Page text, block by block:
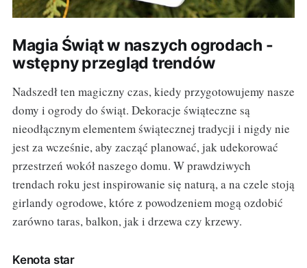
Magia Świąt w naszych ogrodach -
wstępny przegląd trendów
Nadszedł ten magiczny czas, kiedy przygotowujemy nasze
domy i ogrody do świąt. Dekoracje świąteczne są
nieodłącznym elementem świątecznej tradycji i nigdy nie
jest za wcześnie, aby zacząć planować, jak udekorować
przestrzeń wokół naszego domu. W prawdziwych
trendach roku jest inspirowanie się naturą, a na czele stoją
girlandy ogrodowe, które z powodzeniem mogą ozdobić
zarówno taras, balkon, jak i drzewa czy krzewy.
Kenota star